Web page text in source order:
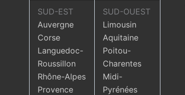
SUD-EST
Auvergne
Corse
Languedoc-
Roussillon
Rhône-Alpes
Provence
SUD-OUEST
Limousin
Aquitaine
Poitou-
Charentes
Midi-
Pyrénées